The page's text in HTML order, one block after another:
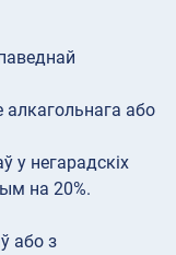
алкагольнага або
у негарадскіх
на 20%.
або з